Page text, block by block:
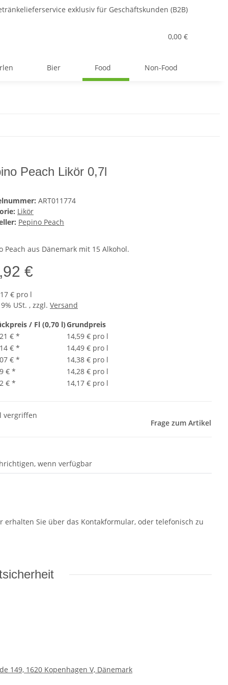
exklusiv für Geschäftskunden (B2B)
0,00 €
Bier Food Non-Food
Peach Likör 0,7l
ART011774
Likör
Pepino Peach
Peach aus Dänemark mit 15 Alkohol.
€
€ pro l
USt. , zzgl. Versand
/ Fl (0,70 l)Grundpreis
€ *
14,59 € pro l
€ *
14,49 € pro l
€ *
14,38 € pro l
€ *
14,28 € pro l
€ * 14,17 € pro l
vergriffen
Frage zum Artikel
wenn verfügbar
erhalten Sie über das Kontakformular, oder telefonisch zu
149, 1620 Kopenhagen V, Dänemark